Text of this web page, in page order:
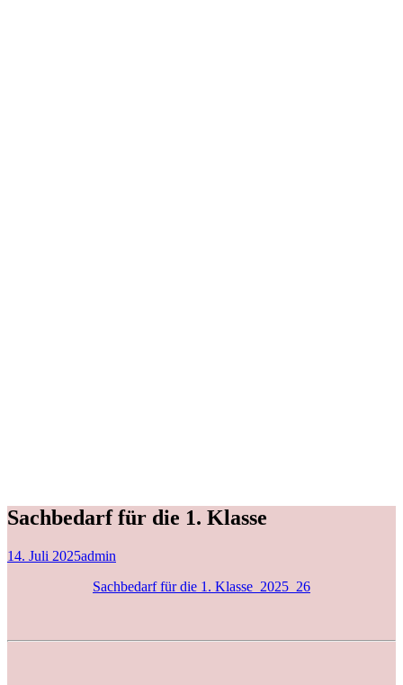
Sachbedarf für die 1. Klasse
14. Juli 2025admin
Sachbedarf für die 1. Klasse_2025_26